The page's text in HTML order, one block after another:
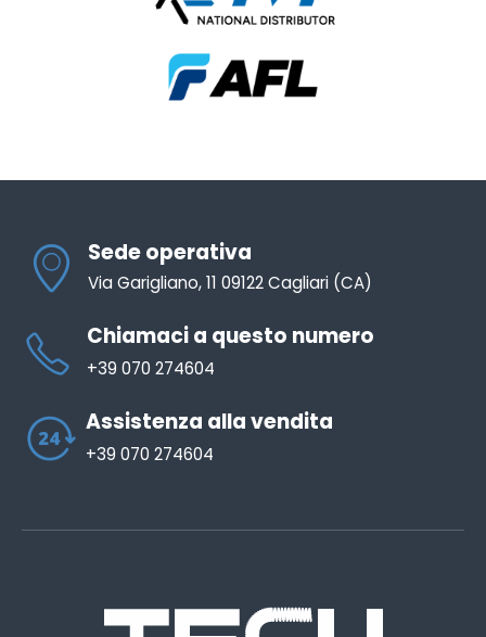
Sede operativa
Via Garigliano, 11 09122 Cagliari (CA)
Chiamaci a questo numero
+39 070 274604
Assistenza alla vendita
+39 070 274604